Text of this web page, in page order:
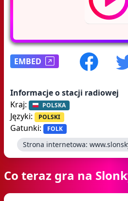
EMBED
Informacje o stacji radiowej
Kraj:
POLSKA
Języki: POLSKI
Gatunki: FOLK
Strona internetowa:
Co teraz gra na